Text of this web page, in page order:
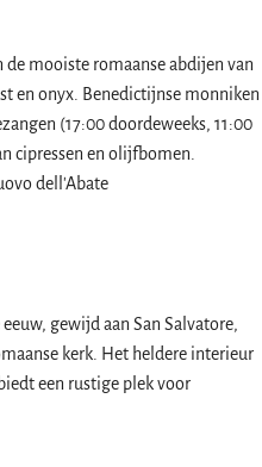
mooiste romaanse abdijen van
en onyx. Benedictijnse monniken
(17:00 doordeweeks, 11:00
cipressen en olijfbomen.
dell'Abate
gewijd aan San Salvatore,
kerk. Het heldere interieur
een rustige plek voor